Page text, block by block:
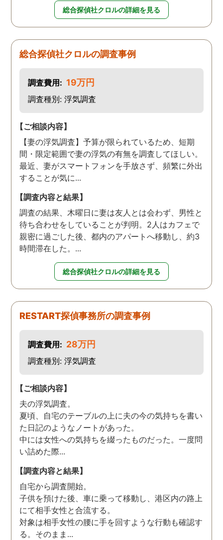
総合探偵社クロルの詳細を見る
総合探偵社クロルの調査事例
調査費用: 19万円
調査種別: 浮気調査
【ご相談内容】
【妻の浮気調査】予算が限られているため、短期
間・限定範囲で妻の浮気の有無を調査してほしい。
最近、妻がスマートフォンを手放さず、頻繁に外出
することが気に...
【調査内容と結果】
調査の結果、木曜日に妻は友人とは会わず、男性と
待ち合わせをしていることが判明。2人はカフェで
親密に過ごした後、都内のアパートへ移動し、約3
時間滞在した。...
総合探偵社クロルの詳細を見る
RESTART探偵事務所の調査事例
調査費用: 28万円
調査種別: 浮気調査
【ご相談内容】
夫の浮気調査。
夏頃、自宅のテーブルの上に夫の今の気持ちを書い
た日記のようなノートがあった。
中には女性への気持ちを綴ったものだった。一度問
い詰めた際...
【調査内容と結果】
自宅から調査開始。
子供を預けた後、車に乗って移動し、港区内の路上
にて相手女性と合流する。
対象は相手女性の腰に手を回すような行動も確認す
る。そのまま...